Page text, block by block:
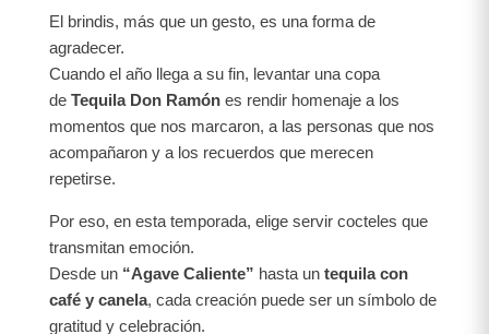
El brindis, más que un gesto, es una forma de
agradecer.
Cuando el año llega a su fin, levantar una copa
de Tequila Don Ramón es rendir homenaje a los
momentos que nos marcaron, a las personas que nos
acompañaron y a los recuerdos que merecen
repetirse.
Por eso, en esta temporada, elige servir cocteles que
transmitan emoción.
Desde un “Agave Caliente” hasta un tequila con
café y canela, cada creación puede ser un símbolo de
gratitud y celebración.